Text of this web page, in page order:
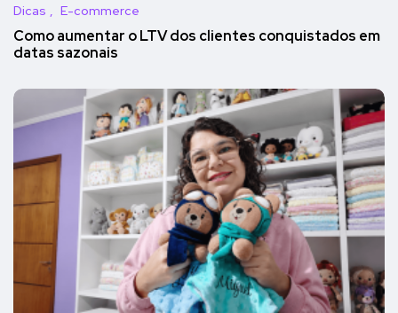
Dicas E-commerce
Como aumentar o LTV dos clientes conquistados em
datas sazonais